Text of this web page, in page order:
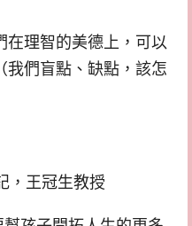
在理智的美德上，可以
我們盲點、缺點，該怎
，王冠生教授